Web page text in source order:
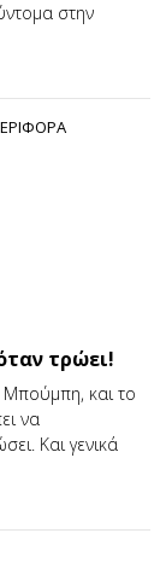
στην
τρώει!
Μπούμπη, και το
να
Και γενικά